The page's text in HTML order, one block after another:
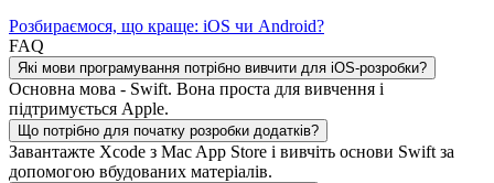
Розбираємося, що краще: iOS чи Android?
FAQ
Які мови програмування потрібно вивчити для iOS-розробки?
Основна мова - Swift. Вона проста для вивчення і
підтримується Apple.
Що потрібно для початку розробки додатків?
Завантажте Xcode з Mac App Store і вивчіть основи Swift за
допомогою вбудованих матеріалів.